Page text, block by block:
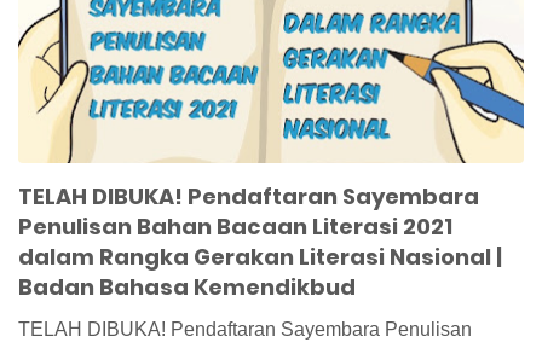
Sayembara Penulisan Bahan Bacaan Literasi 2021
TELAH DIBUKA! Pendaftaran Sayembara
Penulisan Bahan Bacaan Literasi 2021
dalam Rangka Gerakan Literasi Nasional |
Badan Bahasa Kemendikbud
TELAH DIBUKA! Pendaftaran Sayembara Penulisan